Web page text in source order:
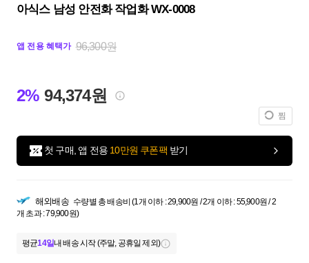
아식스 남성 안전화 작업화 WX-0008
앱 전용 혜택가 96,300원
2% 94,374원
찜
첫 구매, 앱 전용 10만원 쿠폰팩 받기
해외배송 수량별 총 배송비 (1개 이하 : 29,900원 / 2개 이하 : 55,900원 / 2
개 초과 : 79,900원)
평균14일내 배송 시작 (주말, 공휴일 제외)